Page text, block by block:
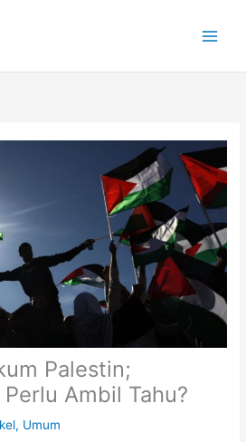
Palestin;
Ambil Tahu?
, Umum